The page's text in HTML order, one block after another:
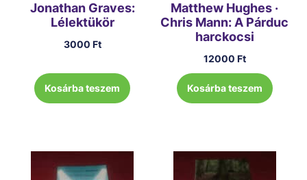
Jonathan Graves:
Lélektükör
3000 Ft
Kosárba teszem
Matthew Hughes ·
Chris Mann: A Párduc
harckocsi
12000 Ft
Kosárba teszem